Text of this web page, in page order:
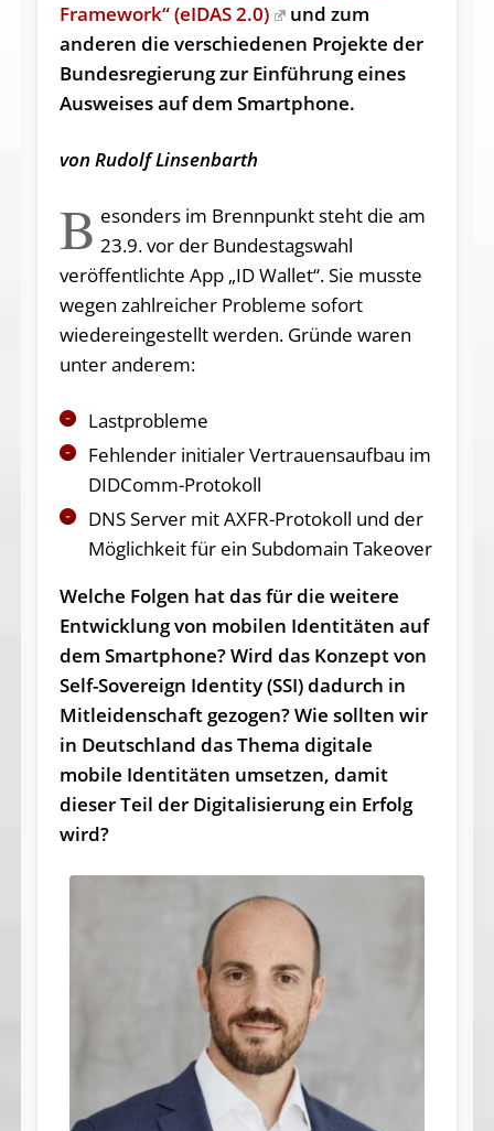
Framework“ (eIDAS 2.0)
und zum
anderen die verschiedenen Projekte der
Bundesregierung zur Einführung eines
Ausweises auf dem Smartphone.
von Rudolf Linsenbarth
B esonders im Brennpunkt steht die am
23.9. vor der Bundestagswahl
veröffentlichte App „ID Wallet“. Sie musste
wegen zahlreicher Probleme sofort
wiedereingestellt werden. Gründe waren
unter anderem:
Lastprobleme
Fehlender initialer Vertrauensaufbau im
DIDComm-Protokoll
DNS Server mit AXFR-Protokoll und der
Möglichkeit für ein Subdomain Takeover
Welche Folgen hat das für die weitere
Entwicklung von mobilen Identitäten auf
dem Smartphone? Wird das Konzept von
Self-Sovereign Identity (SSI) dadurch in
Mitleidenschaft gezogen? Wie sollten wir
in Deutschland das Thema digitale
mobile Identitäten umsetzen, damit
dieser Teil der Digitalisierung ein Erfolg
wird?